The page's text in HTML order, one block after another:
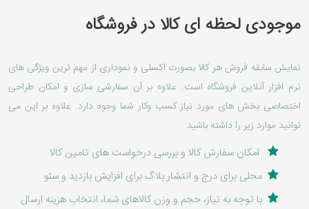
موجودی لحظه ای کالا در فروشگاه
نمایش سابقه فروش هر کالا بصورت اکسلی و نموداری از مهم ترین ویژگی های
نرم افزار آنلاین فروشگاه است. علاوه بر آن سفارشی سازی و امکان طراحی
اختصاصی بخش های مورد نیاز کسب وکار شما وجود دارد. علاوه بر این می
توانید موارد زیر را داشته باشید:
امکان سفارش کالا و بررسی درخواست های تامین کالا
محلی برای درج و انتشار بلاگ برای افزایش بازدید و سئو
با توجه به نیاز، حجم و وزن کالاهای شما، انتخاب هزینه ارسال